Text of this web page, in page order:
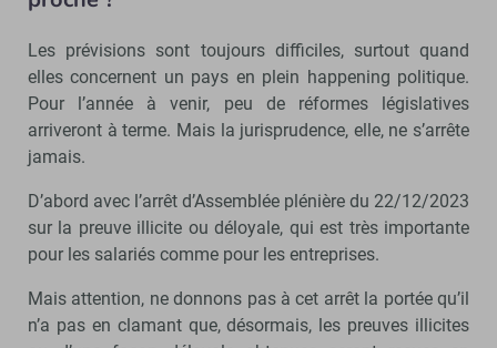
Les prévisions sont toujours difficiles, surtout quand
elles concernent un pays en plein happening politique.
Pour l’année à venir, peu de réformes législatives
arriveront à terme. Mais la jurisprudence, elle, ne s’arrête
jamais.
D’abord avec l’arrêt d’Assemblée plénière du 22/12/2023
sur la preuve illicite ou déloyale, qui est très importante
pour les salariés comme pour les entreprises.
Mais attention, ne donnons pas à cet arrêt la portée qu’il
n’a pas en clamant que, désormais, les preuves illicites